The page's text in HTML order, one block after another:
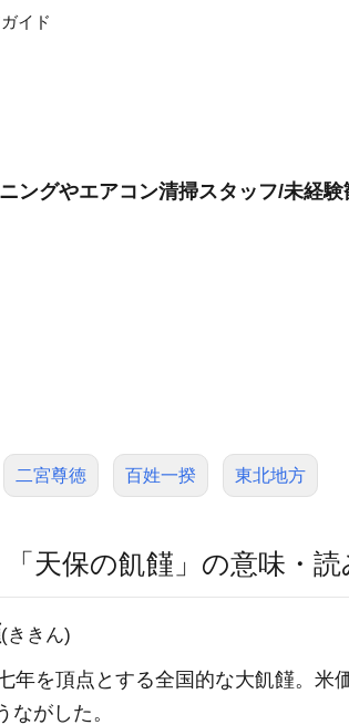
イド
ングやエアコン清掃スタッフ/未経験
二宮尊徳 百姓一揆 東北地方
「天保の飢饉」の意味・
(ききん)
年を頂点とする全国的な大飢饉。米
ながした。